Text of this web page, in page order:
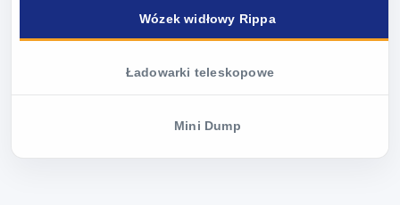
Wózek widłowy Rippa
Ładowarki teleskopowe
Mini Dump